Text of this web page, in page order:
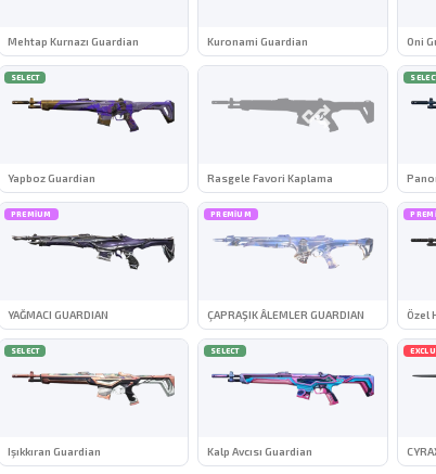
Mehtap Kurnazı Guardian Kuronami Guardian Oni
SELECT
Yapboz Guardian Rasgele Favori Kaplama
PREMIUM
YAĞMACI GUARDIAN
PREMIUM
ÇAPRAŞIK ÂLEMLER GUARDIAN Özel
SELECT
Işıkkıran Guardian
SELECT
Kalp Avcısı Guardian